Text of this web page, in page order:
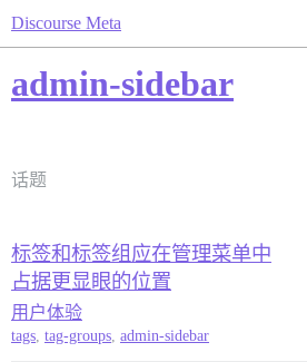
Discourse Meta
admin-sidebar
话题
标签和标签组应在管理菜单中
占据更显眼的位置
用户体验
tags, tag-groups, admin-sidebar